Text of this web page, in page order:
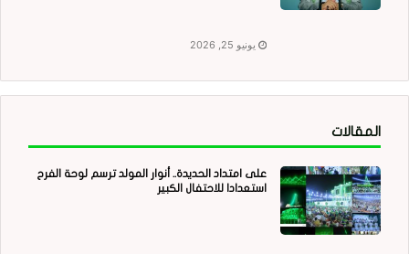
يونيو 25, 2026
المقالات
على امتداد الحديدة.. أنوار المولد ترسم لوحة الفرح
استعدادا للاحتفال الكبير